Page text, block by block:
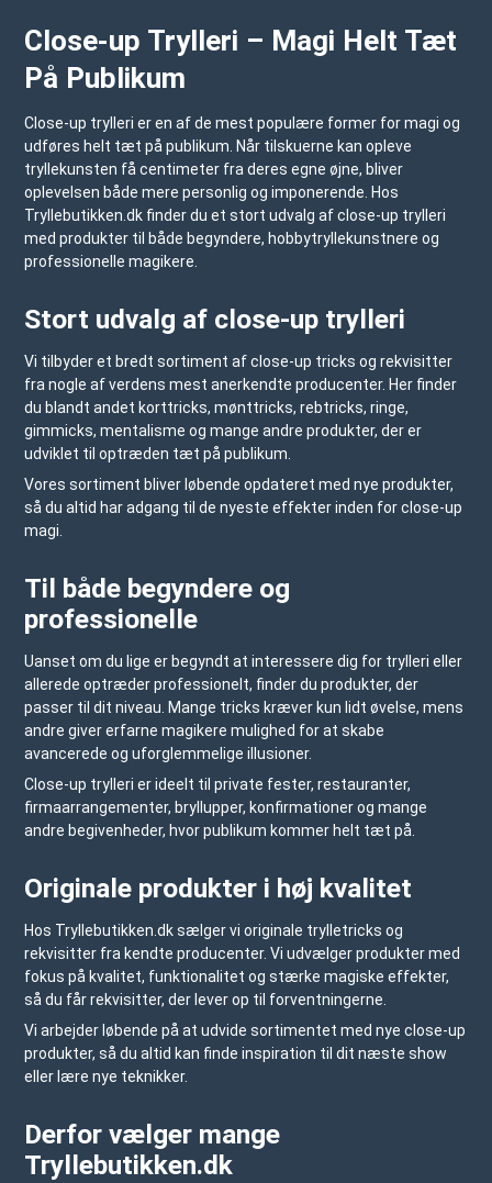
Close-up Trylleri – Magi Helt Tæt
På Publikum
Close-up trylleri er en af de mest populære former for magi og
udføres helt tæt på publikum. Når tilskuerne kan opleve
tryllekunsten få centimeter fra deres egne øjne, bliver
oplevelsen både mere personlig og imponerende. Hos
Tryllebutikken.dk finder du et stort udvalg af close-up trylleri
med produkter til både begyndere, hobbytryllekunstnere og
professionelle magikere.
Stort udvalg af close-up trylleri
Vi tilbyder et bredt sortiment af close-up tricks og rekvisitter
fra nogle af verdens mest anerkendte producenter. Her finder
du blandt andet korttricks, mønttricks, rebtricks, ringe,
gimmicks, mentalisme og mange andre produkter, der er
udviklet til optræden tæt på publikum.
Vores sortiment bliver løbende opdateret med nye produkter,
så du altid har adgang til de nyeste effekter inden for close-up
magi.
Til både begyndere og
professionelle
Uanset om du lige er begyndt at interessere dig for trylleri eller
allerede optræder professionelt, finder du produkter, der
passer til dit niveau. Mange tricks kræver kun lidt øvelse, mens
andre giver erfarne magikere mulighed for at skabe
avancerede og uforglemmelige illusioner.
Close-up trylleri er ideelt til private fester, restauranter,
firmaarrangementer, bryllupper, konfirmationer og mange
andre begivenheder, hvor publikum kommer helt tæt på.
Originale produkter i høj kvalitet
Hos Tryllebutikken.dksælger vi originale trylletricks og
rekvisitter fra kendte producenter. Vi udvælger produkter med
fokus på kvalitet, funktionalitet og stærke magiske effekter,
så du får rekvisitter, der lever op til forventningerne.
Vi arbejder løbende på at udvide sortimentet med nye close-up
produkter, så du altid kan finde inspiration til dit næste show
eller lære nye teknikker.
Derfor vælger mange
Tryllebutikken.dk